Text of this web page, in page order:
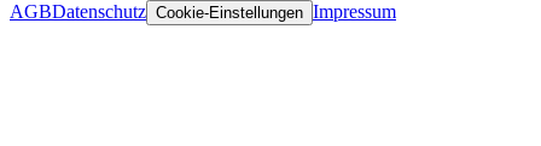
AGBDatenschutz Cookie-Einstellungen Impressum